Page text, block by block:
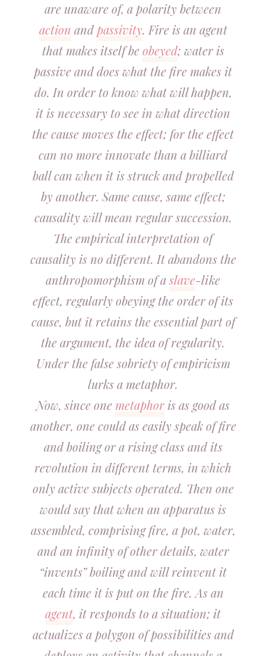
are unaware of, a polarity between
action andpassivity. Fire is an agent
that makes itself beobeyed; water is
passive and does what the fire makes it
do. In order to know what will happen,
it is necessary to see in what direction
the cause moves the effect; for the effect
can no more innovate than a billiard
ball can when it is struck and propelled
by another. Same cause, same effect;
causality will mean regular succession.
The empirical interpretation of
causality is no different. It abandons the
anthropomorphism of aslave-like
effect, regularly obeying the order of its
cause, but it retains the essential part of
the argument, the idea of regularity.
Under the false sobriety of empiricism
lurks a metaphor.
Now, since one metaphoris as good as
another, one could as easily speak of fire
and boiling or a rising class and its
revolution in different terms, in which
only active subjects operated. Then one
would say that when an apparatus is
assembled, comprising fire, a pot, water,
and an infinity of other details, water
“invents” boiling and will reinvent it
each time it is put on the fire. As an
agent, it responds to a situation; it
actualizes a polygon of possibilities and